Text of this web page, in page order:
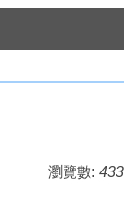
瀏覽數: 433